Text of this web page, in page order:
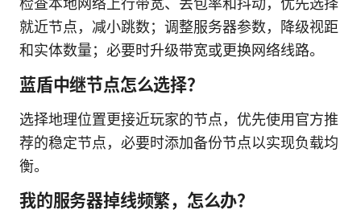
检查本地网络上行带宽、丢包率和抖动，优先选择
就近节点，减小跳数；调整服务器参数，降级视距
和实体数量；必要时升级带宽或更换网络线路。
蓝盾中继节点怎么选择？
选择地理位置更接近玩家的节点，优先使用官方推
荐的稳定节点，必要时添加备份节点以实现负载均
衡。
我的服务器掉线频繁，怎么办？